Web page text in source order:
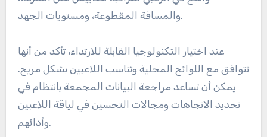
والمسافة المقطوعة، ومستويات الجهد.
عند اختيار التكنولوجيا القابلة للارتداء، تأكد من أنها
تتوافق مع اللوائح المحلية وتناسب اللاعبين بشكل مريح.
يمكن أن تساعد مراجعة البيانات المجمعة بانتظام في
تحديد الاتجاهات ومجالات التحسين في لياقة اللاعبين
وأدائهم.